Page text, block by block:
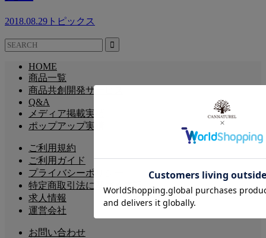
2018.08.29 トピックス
HOME
商品一覧
商品共創開発サービス
Q&A
メディア掲載実績
ポップアップ実績
ご利用規約
ご利用ガイド
プライバシーポリシー
特定商取引法に基づく表記
求人情報
運営会社
お問い合わせ